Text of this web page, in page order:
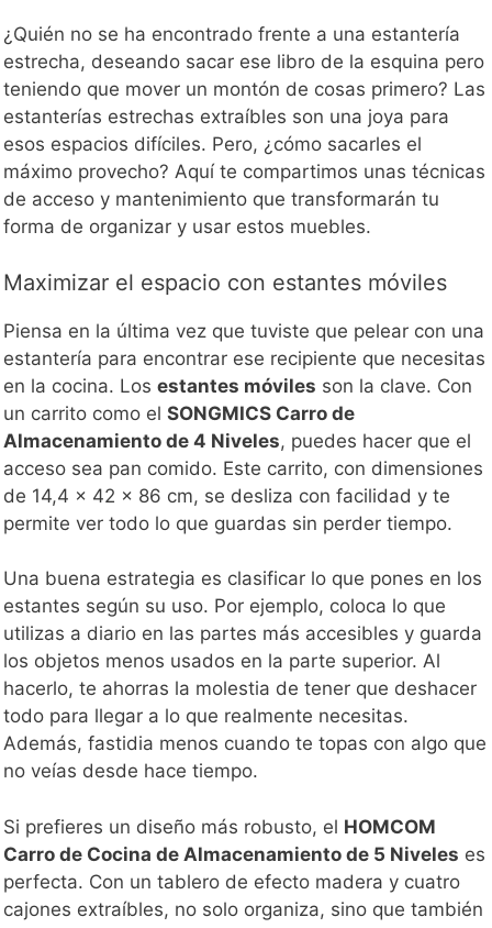
¿Quién no se ha encontrado frente a una estantería
estrecha, deseando sacar ese libro de la esquina pero
teniendo que mover un montón de cosas primero? Las
estanterías estrechas extraíbles son una joya para
esos espacios difíciles. Pero, ¿cómo sacarles el
máximo provecho? Aquí te compartimos unas técnicas
de acceso y mantenimiento que transformarán tu
forma de organizar y usar estos muebles.
Maximizar el espacio con estantes móviles
Piensa en la última vez que tuviste que pelear con una
estantería para encontrar ese recipiente que necesitas
en la cocina. Los estantes móviles son la clave. Con
un carrito como el SONGMICS Carro de
Almacenamiento de 4 Niveles, puedes hacer que el
acceso sea pan comido. Este carrito, con dimensiones
de 14,4 x 42 x 86 cm, se desliza con facilidad y te
permite ver todo lo que guardas sin perder tiempo.
Una buena estrategia es clasificar lo que pones en los
estantes según su uso. Por ejemplo, coloca lo que
utilizas a diario en las partes más accesibles y guarda
los objetos menos usados en la parte superior. Al
hacerlo, te ahorras la molestia de tener que deshacer
todo para llegar a lo que realmente necesitas.
Además, fastidia menos cuando te topas con algo que
no veías desde hace tiempo.
Si prefieres un diseño más robusto, el HOMCOM
Carro de Cocina de Almacenamiento de 5 Niveles es
perfecta. Con un tablero de efecto madera y cuatro
cajones extraíbles, no solo organiza, sino que también